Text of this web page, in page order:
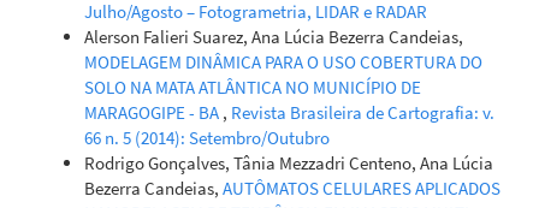
Julho/Agosto – Fotogrametria, LIDAR e RADAR
Alerson Falieri Suarez, Ana Lúcia Bezerra Candeias,
MODELAGEM DINÂMICA PARA O USO COBERTURA DO
SOLO NA MATA ATLÂNTICA NO MUNICÍPIO DE
MARAGOGIPE - BA , Revista Brasileira de Cartografia: v.
66 n. 5 (2014): Setembro/Outubro
Rodrigo Gonçalves, Tânia Mezzadri Centeno, Ana Lúcia
Bezerra Candeias, AUTÔMATOS CELULARES APLICADOS